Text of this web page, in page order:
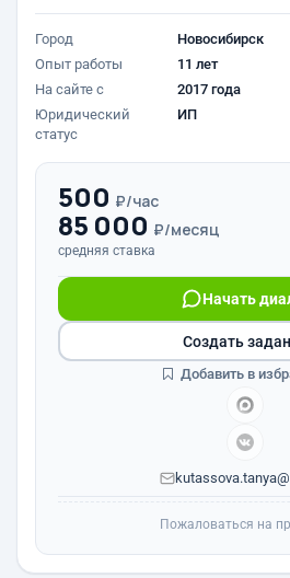
Город
Новосибирск
Опыт работы
11 лет
На сайте с
2017 года
Юридический
статус
ИП
500 ₽/час
85 000 ₽/месяц
средняя ставка
Начать
Создать
Добавить в
Пожаловаться на